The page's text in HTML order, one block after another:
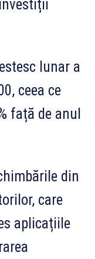
lunar a
ceea ce
față de anul
din
care
aplicațiile